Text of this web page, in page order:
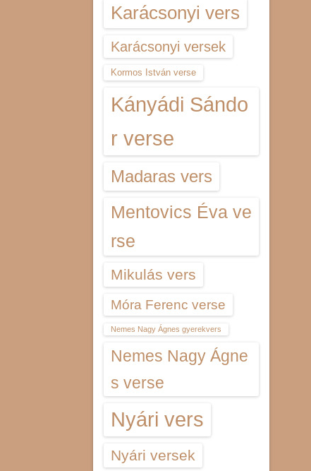
Karácsonyi vers
Karácsonyi versek
Kormos István verse
Kányádi Sándo
r verse
Madaras vers
Mentovics Éva ve
rse
Mikulás vers
Móra Ferenc verse
Nemes Nagy Ágnes gyerekvers
Nemes Nagy Ágne
s verse
Nyári vers
Nyári versek